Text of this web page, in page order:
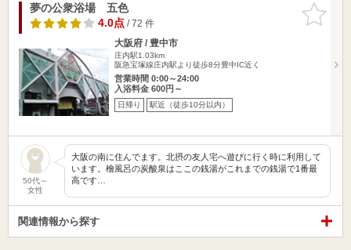
お気に入
りに追加
夢の公衆浴場 五色
4.0点/ 72 件
大阪府 / 豊中市
庄内駅1.03km
阪急宝塚線庄内駅より徒歩8分豊中IC近く
営業時間 0:00～24:00
入浴料金 600円～
日帰り 駅近（徒歩10分以内）
50代～
女性
大阪の南に住んでます。北摂の友人宅へ遊びに行く時に利用して
います。檜風呂の炭酸泉はここの銭湯がこれまでの銭湯で1番最
高です…
関連情報から探す